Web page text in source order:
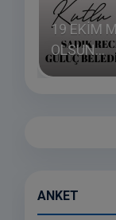
19 EKİM
OLSUN...
ANKET